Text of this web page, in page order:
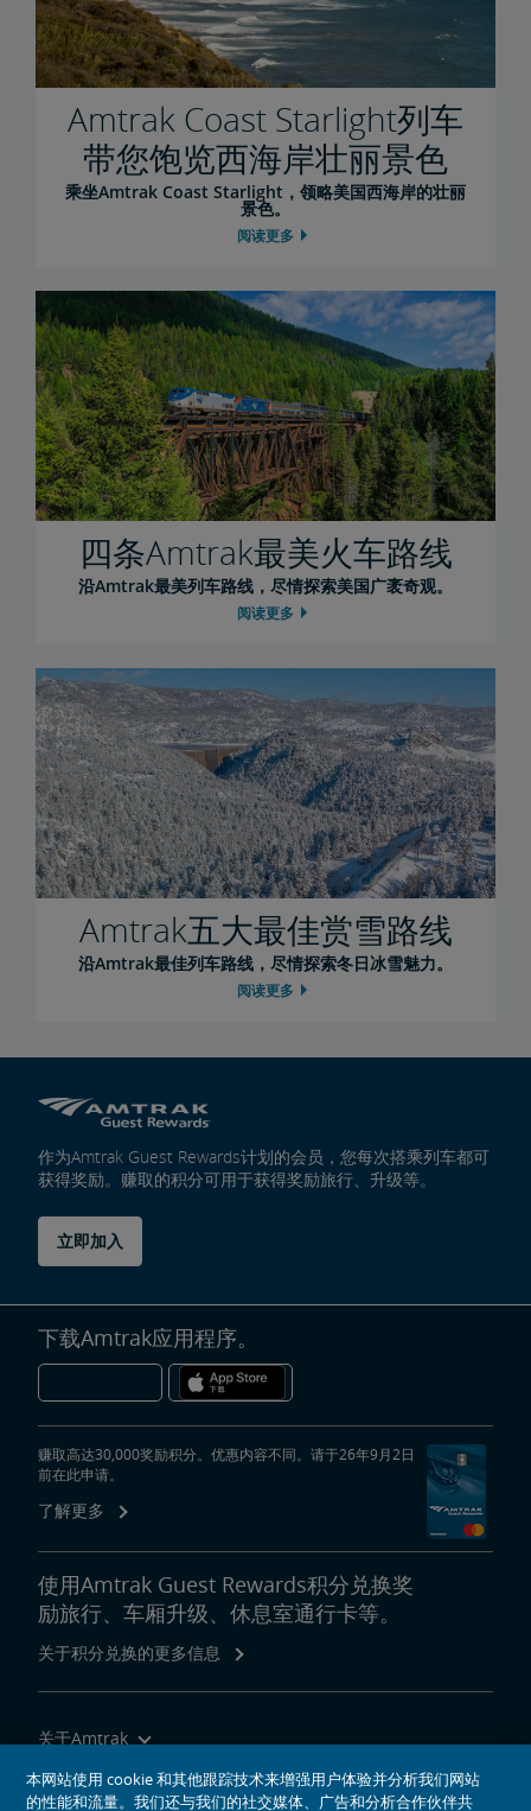
Amtrak Coast Starlight列车
带您饱览西海岸壮丽景色
乘坐Amtrak Coast Starlight，领略美国西海岸的壮丽
景色。
阅读更多
四条Amtrak最美火车路线
沿Amtrak最美列车路线，尽情探索美国广袤奇观。
阅读更多
Amtrak五大最佳赏雪路线
沿Amtrak最佳列车路线，尽情探索冬日冰雪魅力。
阅读更多
作为Amtrak Guest Rewards计划的会员，您每次搭乘列车都可
获得奖励。赚取的积分可用于获得奖励旅行、升级等。
立即加入
下载Amtrak应用程序。
赚取高达30,000奖励积分。优惠内容不同。请于26年9月2日
前在此申请。
了解更多
使用Amtrak Guest Rewards积分兑换奖
励旅行、车厢升级、休息室通行卡等。
关于积分兑换的更多信息
关于Amtrak
乘坐Amtrak列车旅行
网站工具
本网站使用 cookie 和其他跟踪技术来增强用户体验并分析我们网站
的性能和流量。我们还与我们的社交媒体、广告和分析合作伙伴共